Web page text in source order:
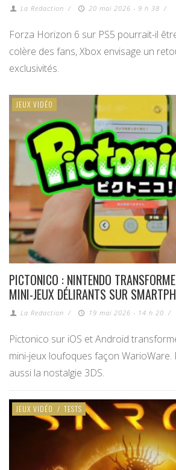
La Redaction / 20 mai 2026 - 9 h 38 /
Forza Horizon 6 sur PS5 pourrait-il
colère des fans, Xbox envisage un
exclusivités.
JEUX VIDÉO
PICTONICO : NINTENDO
MINI-JEUX DÉLIRANTS SUR
La Redaction / 19 mai 2026 - 14 h 20 /
Pictonico sur iOS et Android
mini-jeux loufoques façon WarioWare.
aussi la nostalgie 3DS.
JEUX VIDÉO / TESTS